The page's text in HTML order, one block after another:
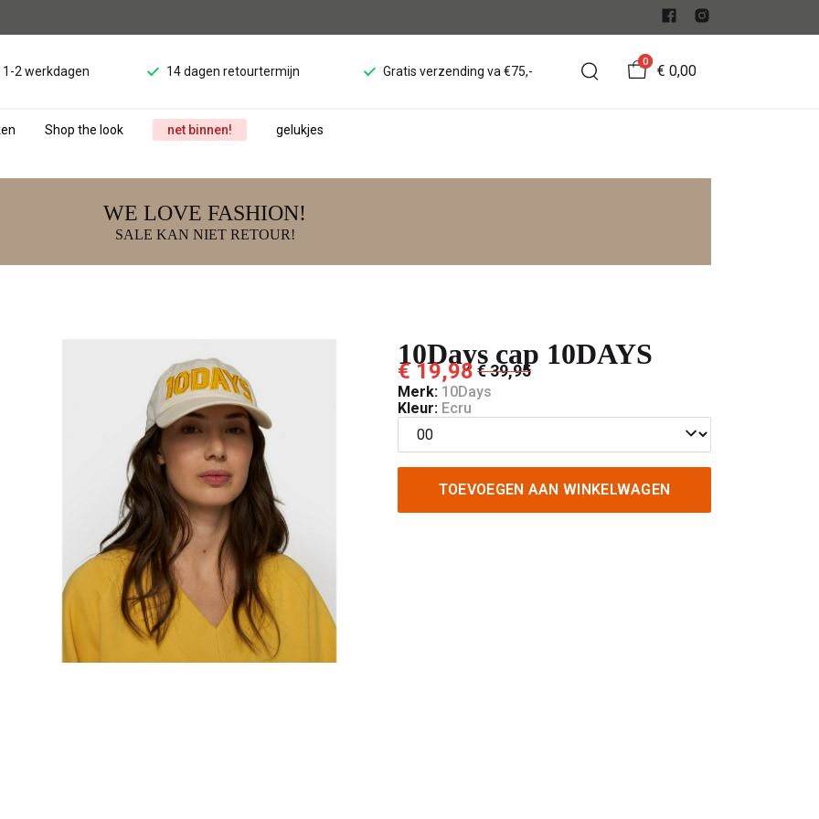
2 werkdagen 14 dagen retourtermijn Gratis verzending va €75,-
0
€ 0,00
Shop the look net binnen! gelukjes
WE LOVE FASHION!
SALE KAN NIET RETOUR!
10Days cap 10DAYS
€ 19,98 € 39,95
Merk: 10Days
Kleur: Ecru
TOEVOEGEN AAN WINKELWAGEN